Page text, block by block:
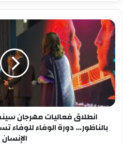
انطلاق
فعاليات
مهرجان
سينما
الذاكرة
المشتركة
بالناظور…
دورة
الوفاء
تستحضر
رموز
انطلاق فعاليات مهرجان
بالناظور… دورة الوفاء
الإنسان